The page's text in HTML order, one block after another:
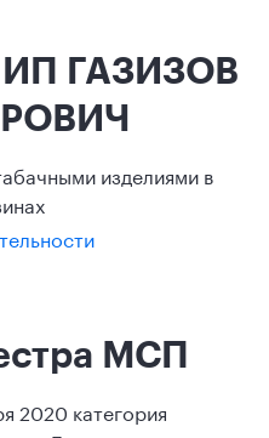
ИП ГАЗИЗОВ
изделиями в
МСП
2020 категория